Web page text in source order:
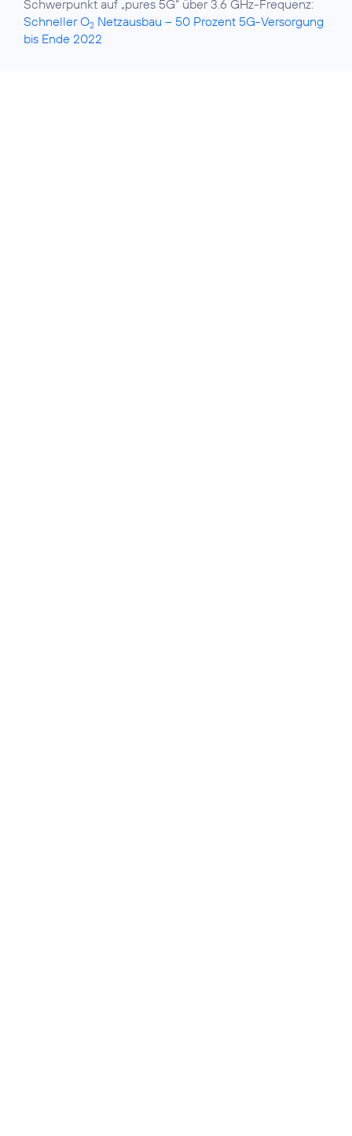
Schwerpunkt auf „pures 5G“ über 3.6 GHz-Frequenz:
Schneller O2 Netzausbau – 50 Prozent 5G-Versorgung
bis Ende 2022